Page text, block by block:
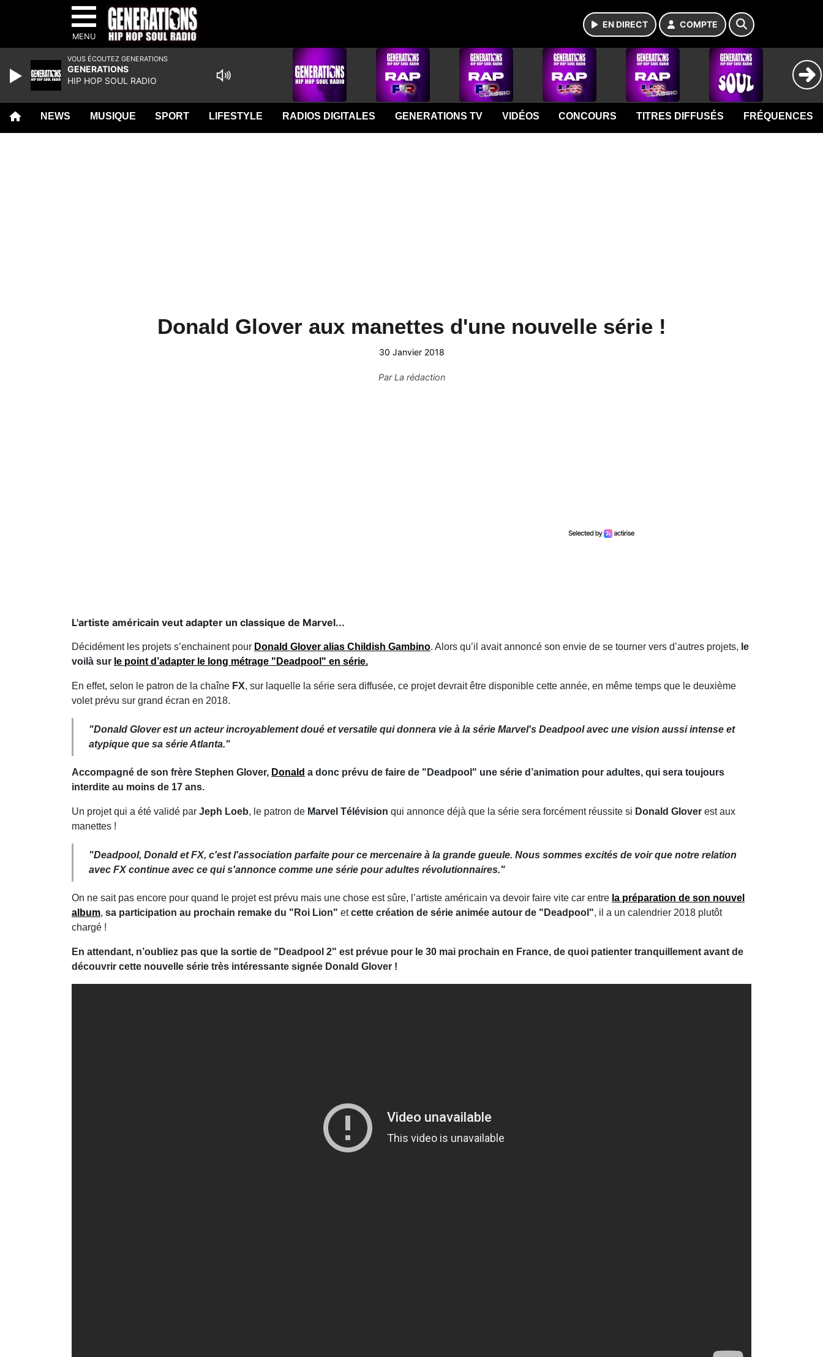
MENU
EN DIRECT COMPTE
NEWS MUSIQUE SPORT LIFESTYLE RADIOS DIGITALES GENERATIONS TV VIDÉOS CONCOURS TITRES DIFFUSÉS FRÉQUENCES
Donald Glover aux manettes d'une nouvelle série !
30 Janvier 2018
ParLa rédaction
L'artiste américain veut adapter un classique de Marvel...
Décidément les projets s’enchainent pour Donald Glover alias Childish Gambino. Alors qu’il avait annoncé son envie de se tourner vers d’autres projets, le
voilà sur le point d’adapter le long métrage "Deadpool" en série.
En effet, selon le patron de la chaîne FX, sur laquelle la série sera diffusée, ce projet devrait être disponible cette année, en même temps que le deuxième
volet prévu sur grand écran en 2018.
"Donald Glover est un acteur incroyablement doué et versatile qui donnera vie à la série Marvel's Deadpool avec une vision aussi intense et
atypique que sa série Atlanta."
Accompagné de son frère Stephen Glover, Donald a donc prévu de faire de "Deadpool" une série d’animation pour adultes, qui sera toujours
interdite au moins de 17 ans.
Un projet qui a été validé par Jeph Loeb, le patron de Marvel Télévision qui annonce déjà que la série sera forcément réussite si Donald Glover est aux
manettes !
"Deadpool, Donald et FX, c'est l'association parfaite pour ce mercenaire à la grande gueule. Nous sommes excités de voir que notre relation
avec FX continue avec ce qui s'annonce comme une série pour adultes révolutionnaires."
On ne sait pas encore pour quand le projet est prévu mais une chose est sûre, l’artiste américain va devoir faire vite car entre la préparation de son nouvel
album, sa participation au prochain remake du "Roi Lion" etcette création de série animée autour de "Deadpool", il a un calendrier 2018 plutôt
chargé !
En attendant, n’oubliez pas que la sortie de "Deadpool 2" est prévue pour le 30 mai prochain en France, de quoi patienter tranquillement avant de
découvrir cette nouvelle série très intéressante signée Donald Glover !
VOUS ÉCOUTEZ GENERATIONS
GENERATIONS
HIP HOP SOUL RADIO